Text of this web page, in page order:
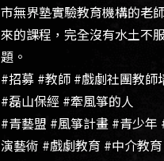
市無界塾實驗教育機構的老
來的課程，完全沒有水土不
題。
#招募 #教師 #戲劇社團教師
#磊山保經 #牽風箏的人
#青藝盟 #風箏計畫 #青少年
演藝術 #戲劇教育 #中介教育